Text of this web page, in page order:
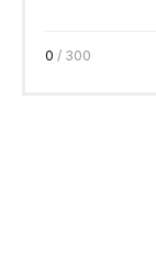
0 / 300